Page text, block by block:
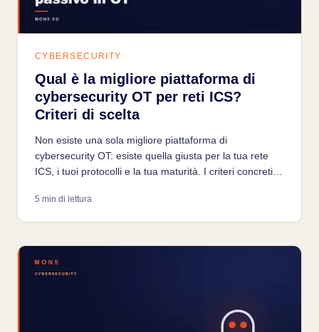
CYBERSECURITY
Qual è la migliore piattaforma di
cybersecurity OT per reti ICS?
Criteri di scelta
Non esiste una sola migliore piattaforma di
cybersecurity OT: esiste quella giusta per la tua rete
ICS, i tuoi protocolli e la tua maturità. I criteri concreti
5 min di lettura